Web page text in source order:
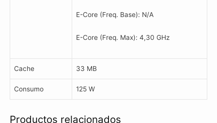
E-Core (Freq. Base): N/A
E-Core (Freq. Max): 4,30 GHz
Cache 33 MB
Consumo 125 W
Productos relacionados